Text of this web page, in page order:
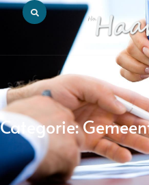
Categorie: